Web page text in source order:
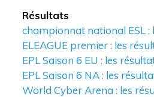
Résultats
championnat national ESL :
ELEAGUE premier : les
EPL Saison 6 EU : les
EPL Saison 6 NA : les
World Cyber Arena : les